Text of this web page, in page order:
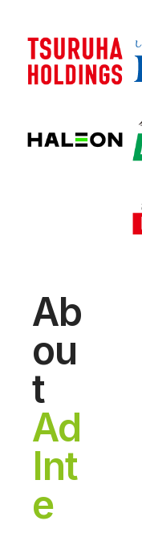
Ab
ou
t
Ad
Int
e